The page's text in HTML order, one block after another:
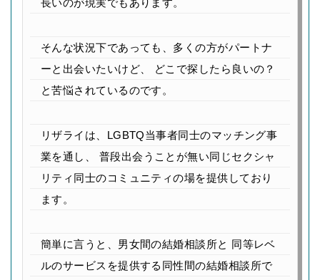
長いのが現実でもあります。
そんな状況下であっても、多くの方がパートナ
ーと出会いたいけど、
どこで探したら良いの？
と苦悩されているのです。
リザライは、LGBTQ当事者同士のマッチング事
業を通し、
普段出会うことが無い同じセクシャ
リティ同士のコミュニティの場を提供しており
ます。
簡単に言うと、男女間の結婚相談所と 同等レベ
ルのサービスを提供する同性間の結婚相談所で